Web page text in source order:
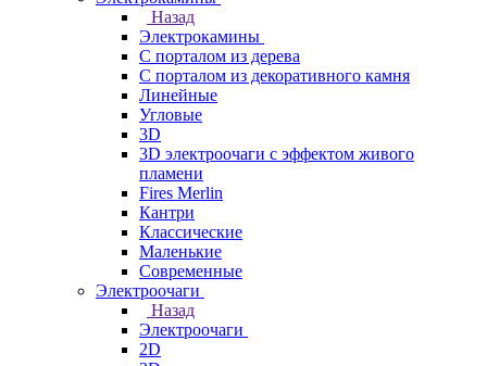
Назад
Электрокамины
С порталом из дерева
С порталом из декоративного камня
Линейные
Угловые
3D
3D электроочаги с эффектом живого
пламени
Fires Merlin
Кантри
Классические
Маленькие
Современные
Электроочаги
Назад
Электроочаги
2D